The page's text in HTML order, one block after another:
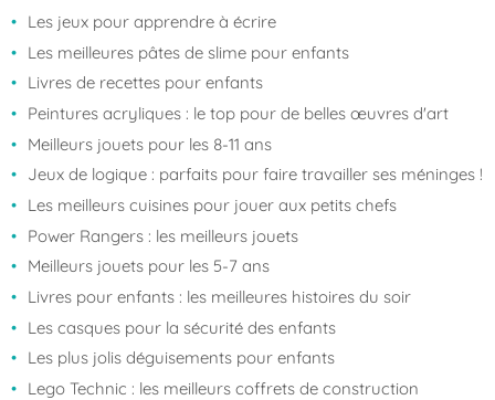
Les jeux pour apprendre à écrire
Les meilleures pâtes de slime pour enfants
Livres de recettes pour enfants
Peintures acryliques : le top pour de belles œuvres d'art
Meilleurs jouets pour les 8-11 ans
Jeux de logique : parfaits pour faire travailler ses méninges !
Les meilleurs cuisines pour jouer aux petits chefs
Power Rangers : les meilleurs jouets
Meilleurs jouets pour les 5-7 ans
Livres pour enfants : les meilleures histoires du soir
Les casques pour la sécurité des enfants
Les plus jolis déguisements pour enfants
Lego Technic : les meilleurs coffrets de construction